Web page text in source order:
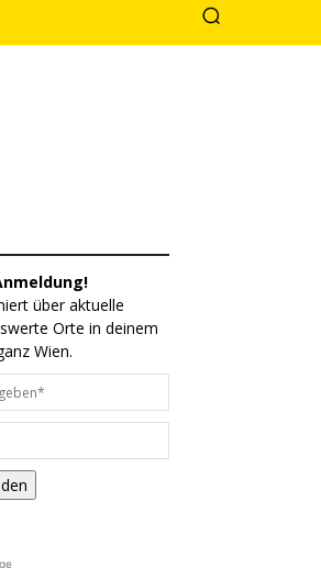
über aktuelle
Orte in deinem
Wien.